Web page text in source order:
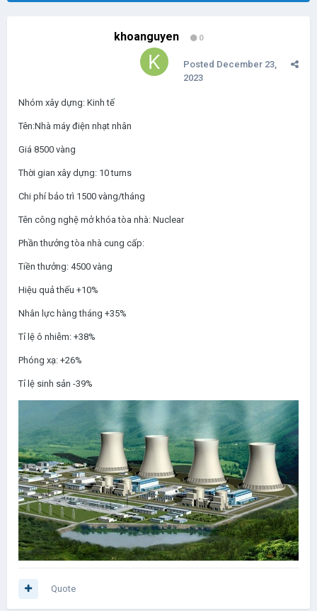
khoanguyen 0
Posted December 23,
2023
Nhóm xây dựng: Kinh tế
Tên:Nhà máy điện nhạt nhân
Giá 8500 vàng
Thời gian xây dựng: 10 turns
Chi phí bảo trì 1500 vàng/tháng
Tên công nghệ mở khóa tòa nhà: Nuclear
Phần thưởng tòa nhà cung cấp:
Tiền thưởng: 4500 vàng
Hiệu quả thếu +10%
Nhân lực hàng tháng +35%
Tỉ lệ ô nhiễm: +38%
Phóng xạ: +26%
Tỉ lệ sinh sản -39%
Quote